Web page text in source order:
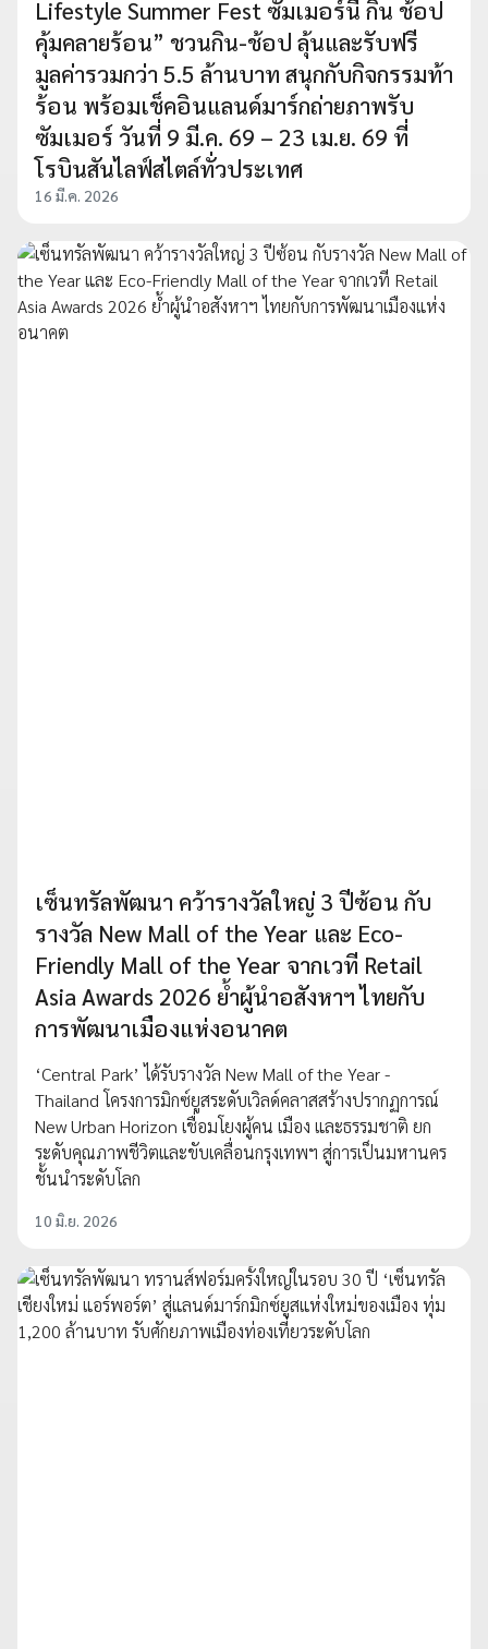
Lifestyle Summer Fest ซัมเมอร์นี้ กิน ช้อป
คุ้มคลายร้อน” ชวนกิน-ช้อป ลุ้นและรับฟรี
มูลค่ารวมกว่า 5.5 ล้านบาท สนุกกับกิจกรรมท้า
ร้อน พร้อมเช็คอินแลนด์มาร์กถ่ายภาพรับ
ซัมเมอร์ วันที่ 9 มี.ค. 69 – 23 เม.ย. 69 ที่
โรบินสันไลฟ์สไตล์ทั่วประเทศ
16 มี.ค. 2026
เซ็นทรัลพัฒนา คว้ารางวัลใหญ่ 3 ปีซ้อน กับ
รางวัล New Mall of the Year และ Eco-
Friendly Mall of the Year จากเวที Retail
Asia Awards 2026 ย้ำผู้นำอสังหาฯ ไทยกับ
การพัฒนาเมืองแห่งอนาคต
‘Central Park’ ได้รับรางวัล New Mall of the Year -
Thailand โครงการมิกซ์ยูสระดับเวิลด์คลาสสร้างปรากฏการณ์
New Urban Horizon เชื่อมโยงผู้คน เมือง และธรรมชาติ ยก
ระดับคุณภาพชีวิตและขับเคลื่อนกรุงเทพฯ สู่การเป็นมหานคร
ชั้นนำระดับโลก
10 มิ.ย. 2026